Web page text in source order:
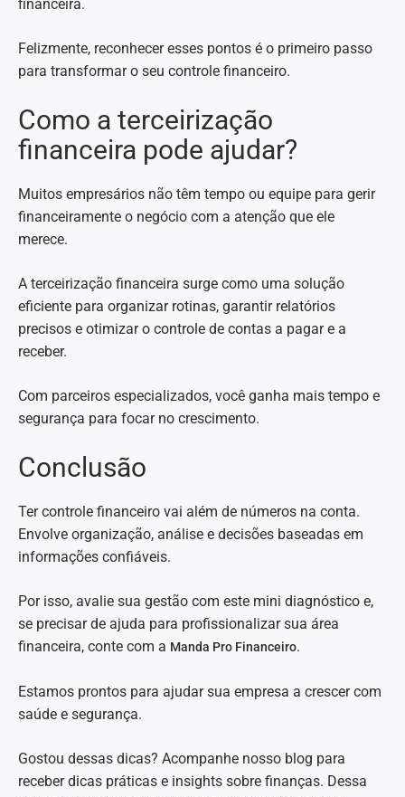
financeira.
Felizmente, reconhecer esses pontos é o primeiro passo
para transformar o seu controle financeiro.
Como a terceirização
financeira pode ajudar?
Muitos empresários não têm tempo ou equipe para gerir
financeiramente o negócio com a atenção que ele
merece.
A terceirização financeira surge como uma solução
eficiente para organizar rotinas, garantir relatórios
precisos e otimizar o controle de contas a pagar e a
receber.
Com parceiros especializados, você ganha mais tempo e
segurança para focar no crescimento.
Conclusão
Ter controle financeiro vai além de números na conta.
Envolve organização, análise e decisões baseadas em
informações confiáveis.
Por isso, avalie sua gestão com este mini diagnóstico e,
se precisar de ajuda para profissionalizar sua área
financeira, conte com a Manda Pro Financeiro.
Estamos prontos para ajudar sua empresa a crescer com
saúde e segurança.
Gostou dessas dicas? Acompanhe nosso blog para
receber dicas práticas e insights sobre finanças. Dessa